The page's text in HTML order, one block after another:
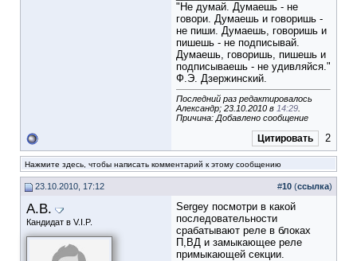
"Не думай. Думаешь - не
говори. Думаешь и говоришь -
не пиши. Думаешь, говоришь и
пишешь - не подписывай.
Думаешь, говоришь, пишешь и
подписываешь - не удивляйся."
Ф.Э. Дзержинский.
Последний раз редактировалось
Александр; 23.10.2010 в 14:29
Причина: Добавлено сообщение
Цитировать 2
Нажмите здесь, чтобы написать комментарий к этому сообщению
23.10.2010, 17:12 #10 (ссылка)
А.В.
Кандидат в V.I.P.
Sergey посмотри в какой
последовательности
срабатывают реле в блоках
П,ВД и замыкающее реле
примыкающей секции.